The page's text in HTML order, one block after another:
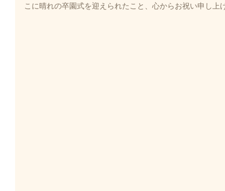
こに晴れの卒園式を迎えられたこと、心からお祝い申し上